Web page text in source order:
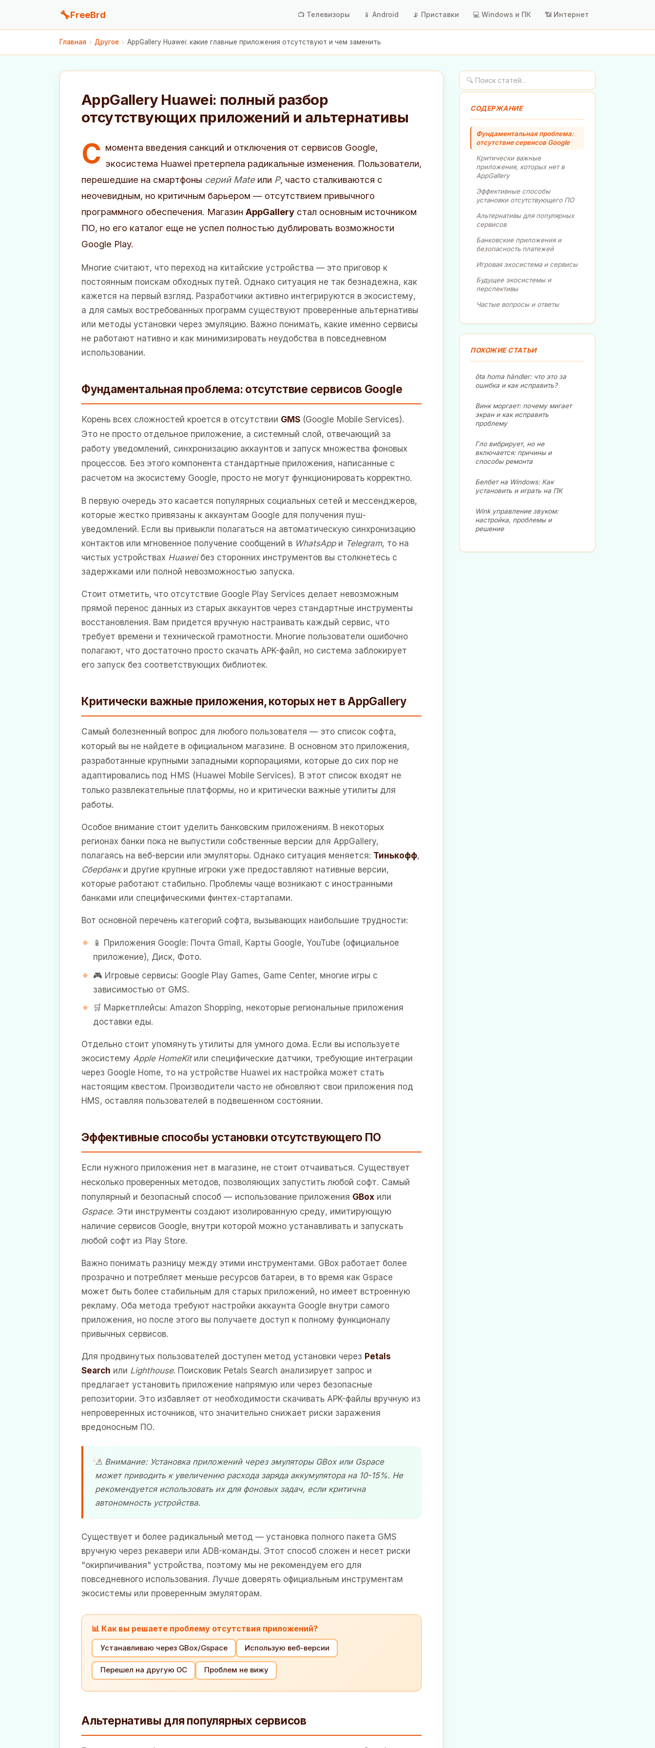
🔧FreeBrd 📺 Телевизоры 📱 Android 📡 Приставки 💻 Windows и ПК 📶 Интернет
Главная › Другое › AppGallery Huawei: какие главные приложения отсутствуют и чем заменить
AppGallery Huawei: полный разбор
отсутствующих приложений и альтернативы
С момента введения санкций и отключения от сервисов Google,
экосистема Huawei претерпела радикальные изменения. Пользователи,
перешедшие на смартфоны серий Mateили P, часто сталкиваются с
неочевидным, но критичным барьером — отсутствием привычного
программного обеспечения. Магазин AppGallery стал основным источником
ПО, но его каталог еще не успел полностью дублировать возможности
Google Play.
Многие считают, что переход на китайские устройства — это приговор к
постоянным поискам обходных путей. Однако ситуация не так безнадежна, как
кажется на первый взгляд. Разработчики активно интегрируются в экосистему,
а для самых востребованных программ существуют проверенные альтернативы
или методы установки через эмуляцию. Важно понимать, какие именно сервисы
не работают нативно и как минимизировать неудобства в повседневном
использовании.
Фундаментальная проблема: отсутствие сервисов Google
Корень всех сложностей кроется в отсутствии GMS (Google Mobile Services).
Это не просто отдельное приложение, а системный слой, отвечающий за
работу уведомлений, синхронизацию аккаунтов и запуск множества фоновых
процессов. Без этого компонента стандартные приложения, написанные с
расчетом на экосистему Google, просто не могут функционировать корректно.
В первую очередь это касается популярных социальных сетей и мессенджеров,
которые жестко привязаны к аккаунтам Google для получения пуш-
уведомлений. Если вы привыкли полагаться на автоматическую синхронизацию
контактов или мгновенное получение сообщений в WhatsAppи Telegram, то на
чистых устройствах Huaweiбез сторонних инструментов вы столкнетесь с
задержками или полной невозможностью запуска.
Стоит отметить, что отсутствие Google Play Services делает невозможным
прямой перенос данных из старых аккаунтов через стандартные инструменты
восстановления. Вам придется вручную настраивать каждый сервис, что
требует времени и технической грамотности. Многие пользователи ошибочно
полагают, что достаточно просто скачать APK-файл, но система заблокирует
его запуск без соответствующих библиотек.
Критически важные приложения, которых нет в AppGallery
Самый болезненный вопрос для любого пользователя — это список софта,
который вы не найдете в официальном магазине. В основном это приложения,
разработанные крупными западными корпорациями, которые до сих пор не
адаптировались под HMS (Huawei Mobile Services). В этот список входят не
только развлекательные платформы, но и критически важные утилиты для
работы.
Особое внимание стоит уделить банковским приложениям. В некоторых
регионах банки пока не выпустили собственные версии для AppGallery,
полагаясь на веб-версии или эмуляторы. Однако ситуация меняется: Тинькофф,
Сбербанки другие крупные игроки уже предоставляют нативные версии,
которые работают стабильно. Проблемы чаще возникают с иностранными
банками или специфическими финтех-стартапами.
Вот основной перечень категорий софта, вызывающих наибольшие трудности:
📱 Приложения Google: Почта Gmail, Карты Google, YouTube (официальное
приложение), Диск, Фото.
🎮 Игровые сервисы: Google Play Games, Game Center, многие игры с
зависимостью от GMS.
🛒 Маркетплейсы: Amazon Shopping, некоторые региональные приложения
доставки еды.
Отдельно стоит упомянуть утилиты для умного дома. Если вы используете
экосистему Apple HomeKitили специфические датчики, требующие интеграции
через Google Home, то на устройстве Huawei их настройка может стать
настоящим квестом. Производители часто не обновляют свои приложения под
HMS, оставляя пользователей в подвешенном состоянии.
Эффективные способы установки отсутствующего ПО
Если нужного приложения нет в магазине, не стоит отчаиваться. Существует
несколько проверенных методов, позволяющих запустить любой софт. Самый
популярный и безопасный способ — использование приложения GBox или
Gspace. Эти инструменты создают изолированную среду, имитирующую
наличие сервисов Google, внутри которой можно устанавливать и запускать
любой софт из Play Store.
Важно понимать разницу между этими инструментами. GBox работает более
прозрачно и потребляет меньше ресурсов батареи, в то время как Gspace
может быть более стабильным для старых приложений, но имеет встроенную
рекламу. Оба метода требуют настройки аккаунта Google внутри самого
приложения, но после этого вы получаете доступ к полному функционалу
привычных сервисов.
Для продвинутых пользователей доступен метод установки через Petals
Search или Lighthouse. Поисковик Petals Search анализирует запрос и
предлагает установить приложение напрямую или через безопасные
репозитории. Это избавляет от необходимости скачивать APK-файлы вручную из
непроверенных источников, что значительно снижает риски заражения
вредоносным ПО.
⚠️ Внимание: Установка приложений через эмуляторы GBox или Gspace
может приводить к увеличению расхода заряда аккумулятора на 10-15%. Не
рекомендуется использовать их для фоновых задач, если критична
автономность устройства.
Существует и более радикальный метод — установка полного пакета GMS
вручную через рекавери или ADB-команды. Этот способ сложен и несет риски
"окирпичивания" устройства, поэтому мы не рекомендуем его для
повседневного использования. Лучше доверять официальным инструментам
экосистемы или проверенным эмуляторам.
📊 Как вы решаете проблему отсутствия приложений?
Устанавливаю через GBox/Gspace Использую веб-версии
Перешел на другую ОС Проблем не вижу
Альтернативы для популярных сервисов
СОДЕРЖАНИЕ
Фундаментальная проблема:
отсутствие сервисов Google
Критически важные
приложения, которых нет в
AppGallery
Эффективные способы
установки отсутствующего ПО
Альтернативы для популярных
сервисов
Банковские приложения и
безопасность платежей
Игровая экосистема и сервисы
Будущее экосистемы и
перспективы
Частые вопросы и ответы
ПОХОЖИЕ СТАТЬИ
ôta homa händler: что это за
ошибка и как исправить?
Винк моргает: почему мигает
экран и как исправить
проблему
Гло вибрирует, но не
включается: причины и
способы ремонта
Белбет на Windows: Как
установить и играть на ПК
Wink управление звуком:
настройка, проблемы и
решение